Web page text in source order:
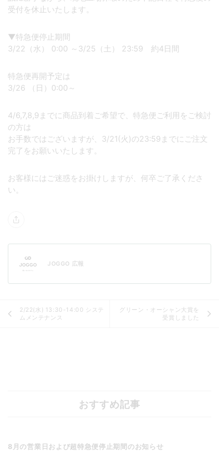
受付を休止いたします。
▼特急便停止期間
3/22（水） 0:00 ～3/25（土） 23:59 約4日間
特急便再開予定は
3/26 （日）0:00～
4/6,7,8,9までに商品到着ご希望で、特急便ご利用をご検討
の方は
お手数ではございますが、3/21(火)の23:59までにご注文
完了をお願いいたします。
お客様にはご迷惑をお掛けしますが、何卒ご了承くださ
い。
JOGGO 広報
2/22(水) 13:30-14:00 システ
ムメンテナンス
グリーン・オーシャン大賞を
受賞しました
おすすめ記事
8月の営業日および超特急便停止期間のお知らせ